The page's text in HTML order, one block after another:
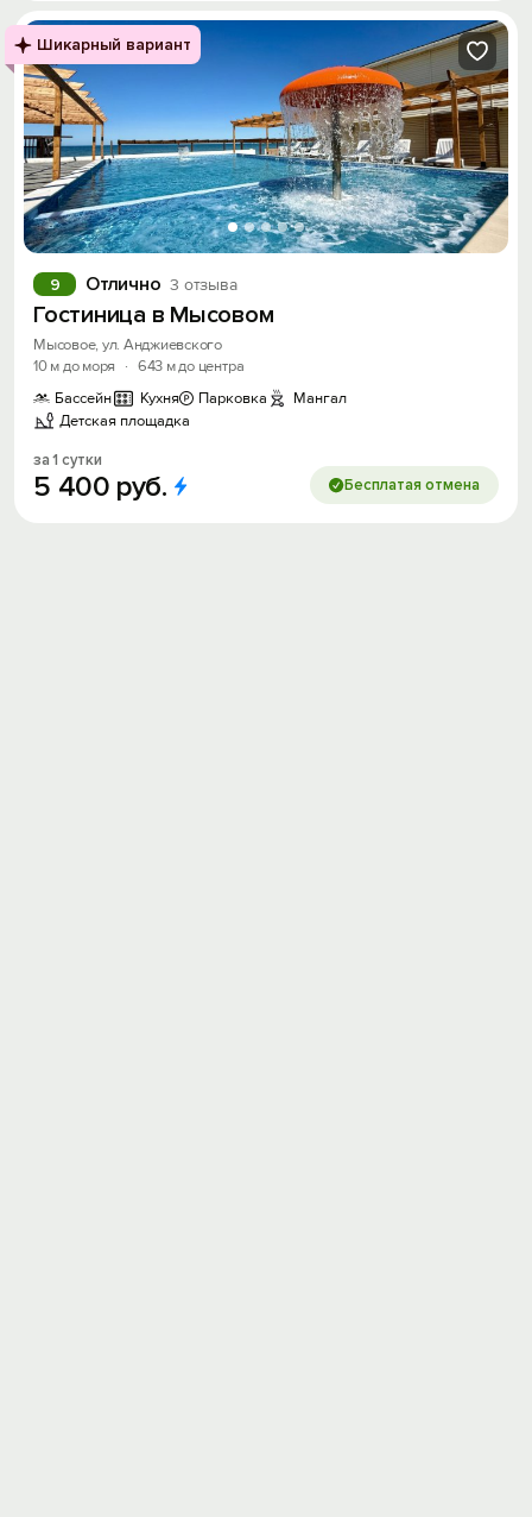
Шикарный вариант
Отлично 3 отзыва
9
Гостиница в Мысовом
Мысовое, ул. Анджиевского
10 м до моря
· 643 м до центра
Бассейн
Кухня Парковка
Мангал
Детская площадка
за 1 сутки
5 400 руб. Бесплатая отмена